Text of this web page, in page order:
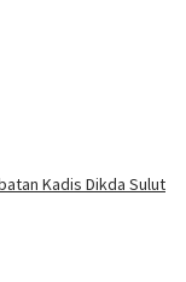
Kadis Dikda Sulut